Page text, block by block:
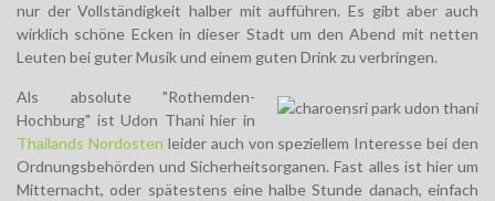
nur der Vollständigkeit halber mit aufführen. Es gibt aber auch
wirklich schöne Ecken in dieser Stadt um den Abend mit netten
Leuten bei guter Musik und einem guten Drink zu verbringen.
Als absolute "Rothemden-
Hochburg" ist Udon Thani hier in
Thailands Nordosten leider auch von speziellem Interesse bei den
Ordnungsbehörden und Sicherheitsorganen. Fast alles ist hier um
Mitternacht, oder spätestens eine halbe Stunde danach, einfach